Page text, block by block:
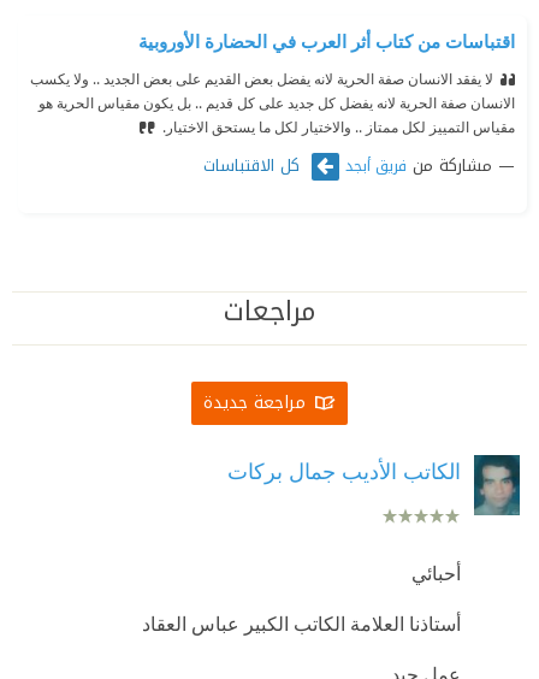
اقتباسات من كتاب أثر العرب في الحضارة الأوروبية
لا يفقد الانسان صفة الحرية لانه يفضل بعض القديم على بعض الجديد .. ولا يكسب
الانسان صفة الحرية لانه يفضل كل جديد على كل قديم .. بل يكون مقياس الحرية هو
مقياس التمييز لكل ممتاز .. والاختيار لكل ما يستحق الاختيار.
مشاركة من فريق أبجد كل الاقتباسات
مراجعات
مراجعة جديدة
الكاتب الأديب جمال بركات
أحبائي
أستاذنا العلامة الكاتب الكبير عباس العقاد